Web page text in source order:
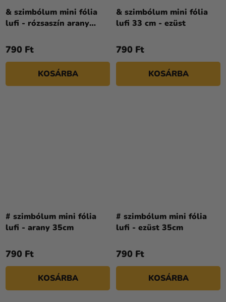
& szimbólum mini fólia
lufi - rózsaszín arany
790 Ft
KOSÁRBA
& szimbólum mini fólia
lufi 33 cm - ezüst
790 Ft
KOSÁRBA
# szimbólum mini fólia
lufi - arany 35cm
790 Ft
KOSÁRBA
# szimbólum mini fólia
lufi - ezüst 35cm
790 Ft
KOSÁRBA